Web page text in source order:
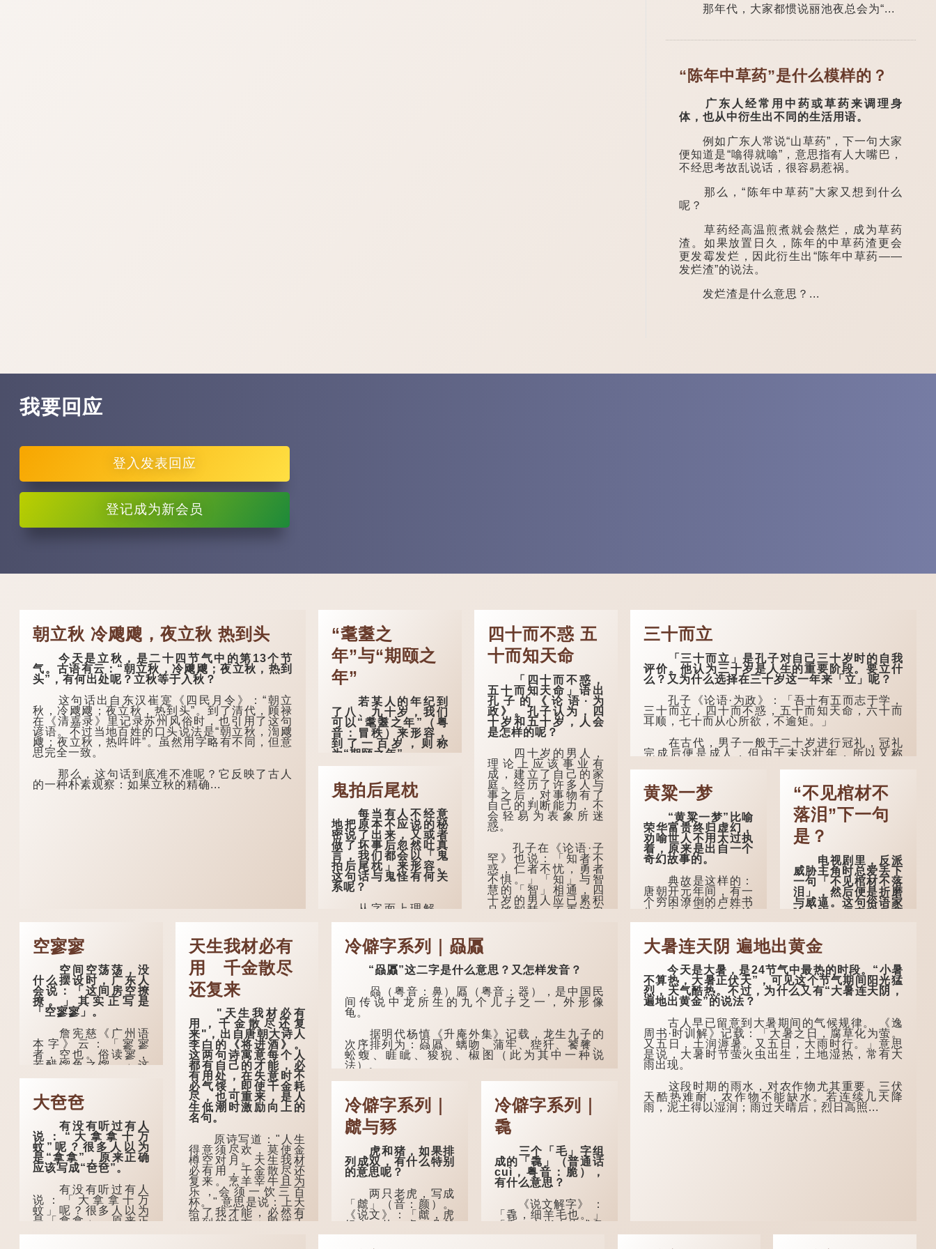
那年代，大家都惯说丽池夜总会为“...
“陈年中草药”是什么模样的？
广东人经常用中药或草药来调理身
体，也从中衍生出不同的生活用语。
例如广东人常说“山草药”，下一句大家
便知道是“噏得就噏”，意思指有人大嘴巴，
不经思考故乱说话，很容易惹祸。
那么，“陈年中草药”大家又想到什么
呢？
草药经高温煎煮就会熬烂，成为草药
渣。如果放置日久，陈年的中草药渣更会
更发霉发烂，因此衍生出“陈年中草药——
发烂渣”的说法。
发烂渣是什么意思？...
我要回应
登入发表回应
登记成为新会员
朝立秋 冷飕飕，夜立秋 热到头
今天是立秋，是二十四节气中的第13个节
气。古语有云：“朝立秋，冷飕飕；夜立秋，热到
头”，有何出处呢？立秋等于入秋？
这句话出自东汉崔寔《四民月令》：“朝立
秋，冷飕飕；夜立秋，热到头”。到了清代，顾禄
在《清嘉录》里记录苏州风俗时，也引用了这句
谚语。不过当地百姓的口头说法是“朝立秋，渹飕
飕；夜立秋，热吽吽”。虽然用字略有不同，但意
思完全一致。
那么，这句话到底准不准呢？它反映了古人
的一种朴素观察：如果立秋的精确...
“耄耋之
年”与“期颐之
年”
若某人的年纪到
了八、九十岁，我们
可以“耄耋之年”（粤
音：冒秩）来形容，
到了一百岁，则称
为“期颐之年”。
老人家，亦含有思想
紊乱的意思；"耋"更有
跌倒的意思，也是用
来形容老人家的。
曹操《对酒歌》
就曾写道："耄耋皆得
以寿终，恩泽广及草
木昆虫。"
到了一百岁呢？
那么就可以称
为"期颐"。 《礼记.曲
颐。"郑玄注："期，犹
要也；颐，养也。不
知衣服食味，孝子要
鬼拍后尾枕
每当有人不经意
地把原本不应说的秘
密说了出来，又或者
做了坏事后忽然吐真
言，我们都会以「鬼
拍后尾枕」来形容。
这句话与鬼怪有何关
系呢？
从字面上理解，
zhěn，与「枕」同
音）。 《说文解
字》：「䪴，项枕
也。」意思是头后部
民间流传有一种
说法，人会将一些不
于颈后之处。如果忽
然吐真言，就好像被
不明东西（如鬼魂）
在后脑拍了一下，藏
因此...
四十而不惑 五
十而知天命
「四十而不惑，
五十而知天命」语出
孔子的《论语·为
政》。孔子认为，四
十岁和五十岁，人会
是怎样的呢？
四十岁的男人，
理论上应该事业有
成，建立了自己的家
庭。经历了许多人与
事之后，对事物有了
自己的判断能力，不
会轻易为表象所迷
惑。
孔子在《论语·子
罕》也说：「知者不
惑，仁者不忧，勇者
不惧。」「知」与智
慧的「智」相通，四
十岁的男人应已累积
足够智慧，不再对自
三十而立
「三十而立」是孔子对自己三十岁时的自我
评价。他认为三十岁是人生的重要阶段。要立什
么？又为什么选择在三十岁这一年来「立」呢？
孔子《论语·为政》：「吾十有五而志于学，
三十而立，四十而不惑，五十而知天命，六十而
耳顺，七十而从心所欲，不逾矩。」
在古代，男子一般于二十岁进行冠礼，冠礼
完成后便是成人，但由于未达壮年，所以又称
这说明三十岁...
黄粱一梦
“黄粱一梦”比喻
荣华富贵终归虚幻，
劝喻世人不用太过执
着，原来是出自一个
奇幻故事的。
典故是这样的：
唐朝开元年间，有一
个穷困潦倒的卢姓书
生，在上京赴考的途
中经过一间旅店休
士，两人畅谈甚欢。
言谈间，卢姓书
生感慨自己虽贵为读
书人，但一直未能考
取功名，仍然贫困，
感到十分落泊。于
是，道士拿出一个青
瓷枕头，让卢姓书生
睡一睡，便能满足他
希望得到荣华富贵的
愿望。
这时，...
“不见棺材不
落泪”下一句
是？
电视剧里，反派
威胁主角时总爱丢下
一句「不见棺材不落
泪」，然后便是折磨
与威逼。这句俗语家
喻户晓，但它背后藏
「不见棺材不落
泪」的原句，有说法
是「不见棺材不下
泪」或「不见亲棺不
下泪」，出自明朝兰
陵笑笑生所著的《金
回。原意是指人未亲
眼见到亲人棺木，便
不会真正感到悲伤；
后来引申为比喻人执
迷不悟，不到彻底失
许多人对这上半
句耳熟能详，但它其
实还有下半句——
空寥寥
空间空荡荡，没
什么摆设时，广东人
会说：「这间房空撩
撩。」其实正写是
「空寥寥」。
詹宪慈《广州语
本字》云：「寥寥
者，空也。俗读寥，
若醋馏鱼之馏。」这
《说文》注本中，
「寥」是「廫」的篆
虚。如《列仙传·安期
先生》载琊阜老人故
事，以「寥寥安期，
虚质高清」形容空虚
无所事事。
唐代《艺文类
聚》引晋孙绰《表哀
诗》：「寥寥空堂，
寂寂响户」...
大夿夿
有没有听过有人
说：“大拿拿十万
蚊”呢？很多人以为
是“拿拿”，原来正确
应该写成“夿夿”。
有没有听过有人
说：「大拿拿十万
蚊」呢？很多人以为
是「拿拿」，原来正
天生我材必有
用 千金散尽
还复来
"天生我材必有
用，千金散尽还复
来"，出自唐朝大诗人
李白的《将进酒》。
这两句诗寓意每个人
都有自己的才能，必
有用处，在失意时不
必气馁，即使千金耗
尽，也可重来，是人
生低潮时激励向上的
名句。
原诗写道："人生
得意须尽欢，莫使金
樽空对月。天生我材
必有用，千金散尽还
复来。烹羊宰牛且为
乐，会须一饮三百
杯。" 意思是说：上天
给了我才能，必然有
用到的地方；即使千
冷僻字系列｜赑屭
“赑屭”这二字是什么意思？又怎样发音？
赑（粤音：鼻）屭（粤音：器），是中国民
间传说中龙所生的九个儿子之一，外形像
龟。
据明代杨慎《升庵外集》记载，龙生九子的
次序排列为：赑屭、螭吻、蒲牢、狴犴、饕餮、
蚣蝮、睚眦、狻猊、椒图（此为其中一种说
法）。
形像龟，因为能负重，多作为碑座，有“碑下...
冷僻字系列｜
虤与豩
虎和猪，如果排
列成双，有什么特别
的意思呢？
两只老虎，写成
「虤」（音：颜）。
《说文》：「虤，虎
怒也。从二虎。凡虤
之属皆从虤。」代表
老虎发怒的样子。唐
冷僻字系列｜
毳
三个「毛」字组
成的「毳」（普通话
cuì，粤音：脆），
有什么意思？
《说文解字》 ：
「毳，细羊毛也。」
「毳」本指人体或鸟
大暑连天阴 遍地出黄金
今天是大暑，是24节气中最热的时段。“小暑
不算热，大暑正伏天”，可见这个节气期间阳光猛
烈，天气酷热。不过，为什么又有“大暑连天阴，
遍地出黄金”的说法？
古人早已留意到大暑期间的气候规律。 《逸
周书·时训解》记载：「大暑之日，腐草化为萤。
又五日，土润溽暑。又五日，大雨时行。」意思
是说，大暑时节萤火虫出生，土地湿热，常有大
雨出现。
这段时期的雨水，对农作物尤其重要。三伏
天酷热难耐，农作物不能缺水。若连续几天降
雨，泥土得以湿润；雨过天晴后，烈日高照...